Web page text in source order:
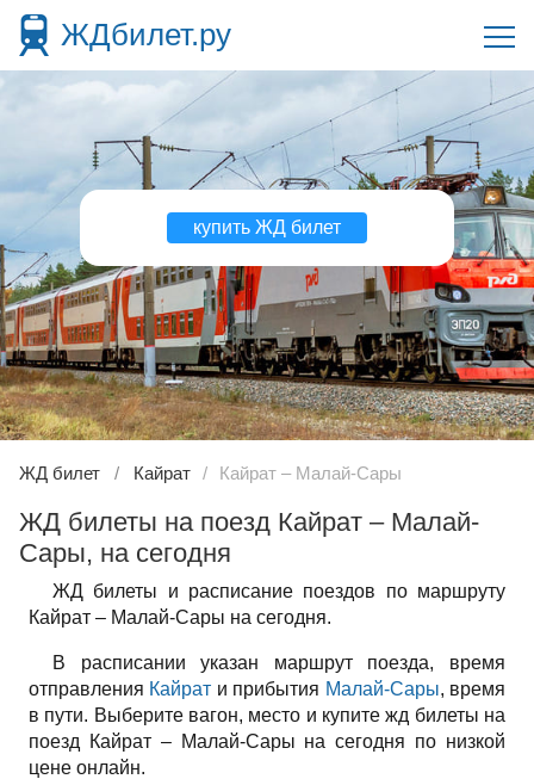
ЖДбилет.ру
купить ЖД билет
ЖД билет Кайрат Кайрат – Малай-Сары
ЖД билеты на поезд Кайрат – Малай-
Сары, на сегодня
ЖД билеты и расписание поездов по маршруту
Кайрат – Малай-Сары на сегодня.
В расписании указан маршрут поезда, время
отправления Кайрат и прибытия Малай-Сары, время
в пути. Выберите вагон, место и купите жд билеты на
поезд Кайрат – Малай-Сары на сегодня по низкой
цене онлайн.